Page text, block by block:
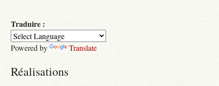
Traduire :
Powered by Translate
Réalisations